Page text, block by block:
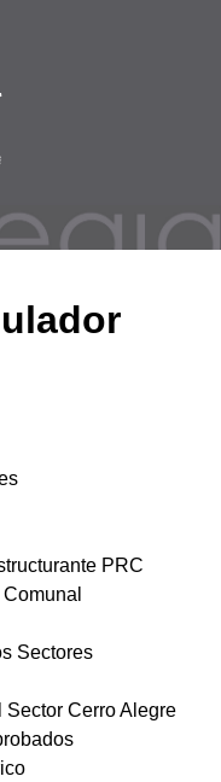
PRC
Sectores
Cerro Alegre